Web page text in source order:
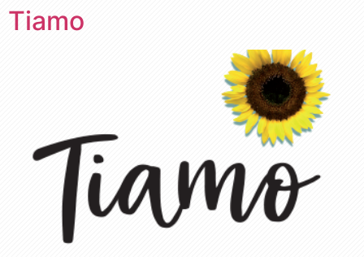
Tiamo